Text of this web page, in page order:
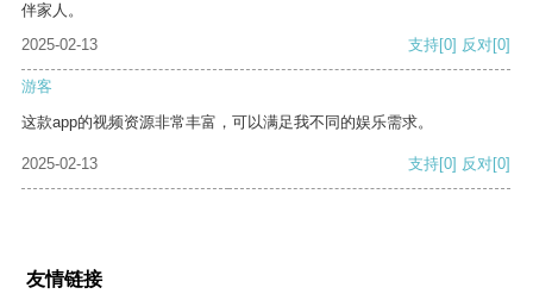
伴家人。
2025-02-13
支持[0] 反对[0]
游客
这款app的视频资源非常丰富，可以满足我不同的娱乐需求。
2025-02-13 支持[0] 反对[0]
友情链接